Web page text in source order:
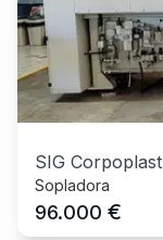
SIG Corpoplast
Sopladora
96.000 €